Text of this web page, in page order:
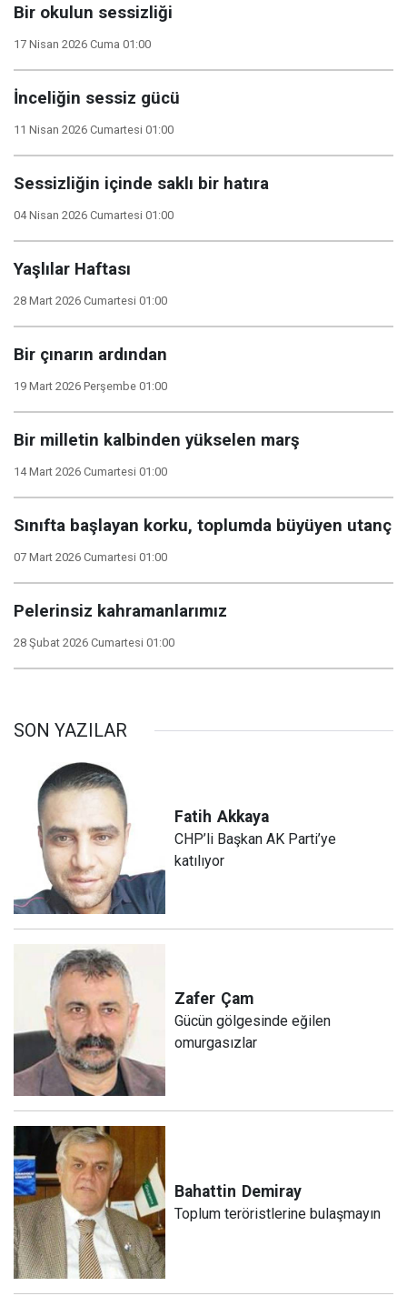
Bir okulun sessizliği
17 Nisan 2026 Cuma 01:00
İnceliğin sessiz gücü
11 Nisan 2026 Cumartesi 01:00
Sessizliğin içinde saklı bir hatıra
04 Nisan 2026 Cumartesi 01:00
Yaşlılar Haftası
28 Mart 2026 Cumartesi 01:00
Bir çınarın ardından
19 Mart 2026 Perşembe 01:00
Bir milletin kalbinden yükselen marş
14 Mart 2026 Cumartesi 01:00
Sınıfta başlayan korku, toplumda büyüyen utanç
07 Mart 2026 Cumartesi 01:00
Pelerinsiz kahramanlarımız
28 Şubat 2026 Cumartesi 01:00
SON YAZILAR
Fatih Akkaya
CHP’li Başkan AK Parti’ye
katılıyor
Zafer Çam
Gücün gölgesinde eğilen
omurgasızlar
Bahattin Demiray
Toplum teröristlerine bulaşmayın